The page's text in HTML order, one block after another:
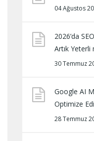
04 Ağustos
2026’da
Artık Yeterli
30 Temmuz
Google AI
Optimize
28 Temmuz